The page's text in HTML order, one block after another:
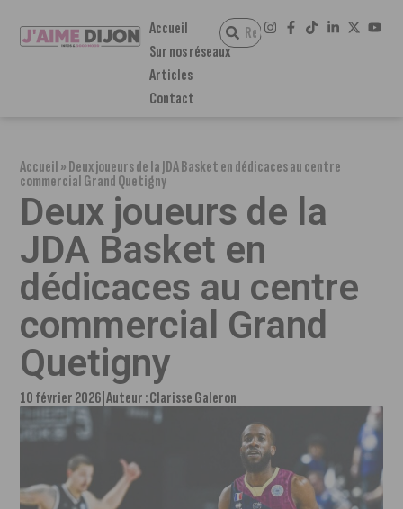
Accueil
Sur nos réseaux
Articles
Contact
Accueil»Deux joueurs de la JDA Basket en dédicaces au centre
commercial Grand Quetigny
Deux joueurs de la
JDA Basket en
dédicaces au centre
commercial Grand
Quetigny
10 février 2026 Auteur :Clarisse Galeron